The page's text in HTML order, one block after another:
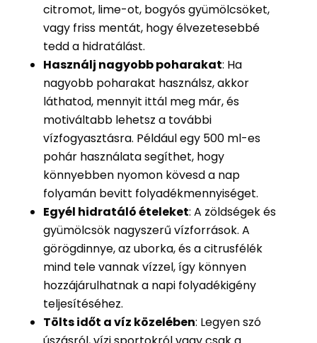
citromot, lime-ot, bogyós gyümölcsöket,
vagy friss mentát, hogy élvezetesebbé
tedd a hidratálást.
Használj nagyobb poharakat: Ha
nagyobb poharakat használsz, akkor
láthatod, mennyit ittál meg már, és
motiváltabb lehetsz a további
vízfogyasztásra. Például egy 500 ml-es
pohár használata segíthet, hogy
könnyebben nyomon kövesd a nap
folyamán bevitt folyadékmennyiséget.
Egyél hidratáló ételeket: A zöldségek és
gyümölcsök nagyszerű vízforrások. A
görögdinnye, az uborka, és a citrusfélék
mind tele vannak vízzel, így könnyen
hozzájárulhatnak a napi folyadékigény
teljesítéséhez.
Tölts időt a víz közelében: Legyen szó